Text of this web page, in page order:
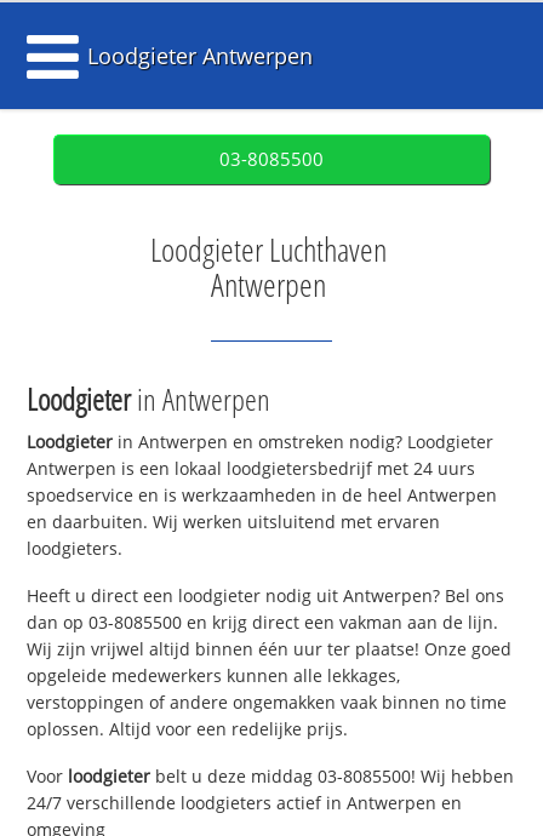
Loodgieter Antwerpen
03-8085500
Loodgieter Luchthaven
Antwerpen
Loodgieterin Antwerpen
Loodgieter in Antwerpen en omstreken nodig? Loodgieter
Antwerpen is een lokaal loodgietersbedrijf met 24 uurs
spoedservice en is werkzaamheden in de heel Antwerpen
en daarbuiten. Wij werken uitsluitend met ervaren
loodgieters.
Heeft u direct een loodgieter nodig uit Antwerpen? Bel ons
dan op 03-8085500 en krijg direct een vakman aan de lijn.
Wij zijn vrijwel altijd binnen één uur ter plaatse! Onze goed
opgeleide medewerkers kunnen alle lekkages,
verstoppingen of andere ongemakken vaak binnen no time
oplossen. Altijd voor een redelijke prijs.
Voor loodgieter belt u deze middag 03-8085500! Wij hebben
24/7 verschillende loodgieters actief in Antwerpen en
omgeving